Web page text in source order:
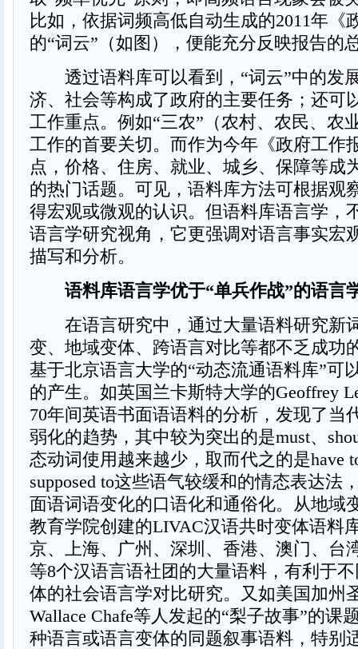
比如，依据词频高低自动生成的2011年《
的“词云”（如图），便能充分反映报告的
透过语料库可以看到，“词云”中的发
济、社会等构成了政府的主要任务；还可
工作重点。例如“三农”（农村、农民、农
工作的首要关切。而作为今年《政府工作
点，价格、住房、就业、城乡、保障等成
的热门话题。可见，语料库方法可根据观
得宏观或微观的认识。但语料库语言学，
语言学研究视角，它更强调对语言事实宏
描写和分析。
语料库语言学优于“单兵作战”的语言
在语言研究中，通过大量语料研究新
变、地域变体、跨语言对比等都不乏成功
基于北京语言大学的“动态流通语料库”可
的产生。如英国兰卡斯特大学的Geoffrey
70年间英语书面语语料的分析，发现了当
弱化的趋势，其中较为突出的是must、
态动词使用越来越少，取而代之的是have
supposed to这些语气较缓和的情态表达法
面语词语变化的口语化和通俗化。从地域
教育学院创建的LIVAC汉语共时变体语料
京、上海、广州、深圳、香港、澳门、台
等8个汉语言语社团的大量语料，有利于
体的社会语言学对比研究。又如美国加州
Wallace Chafe等人发起的“梨子故事”的课
种语言或语言变体的同题叙事语料，特别